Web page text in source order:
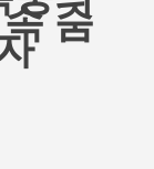
숨